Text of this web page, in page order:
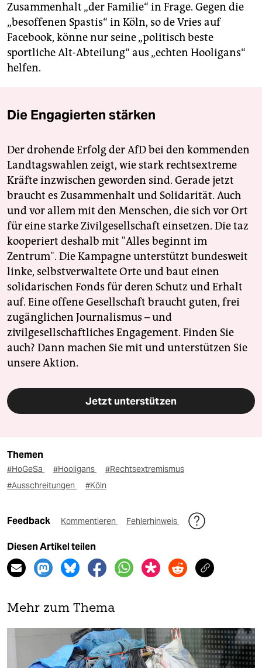
Zusammenhalt „der Familie“ in Frage. Gegen die
„besoffenen Spastis“ in Köln, so de Vries auf
Facebook, könne nur seine „politisch beste
sportliche Alt-Abteilung“ aus „echten Hooligans“
helfen.
Die Engagierten stärken
Der drohende Erfolg der AfD bei den kommenden
Landtagswahlen zeigt, wie stark rechtsextreme
Kräfte inzwischen geworden sind. Gerade jetzt
braucht es Zusammenhalt und Solidarität. Auch
und vor allem mit den Menschen, die sich vor Ort
für eine starke Zivilgesellschaft einsetzen. Die taz
kooperiert deshalb mit "Alles beginnt im
Zentrum". Die Kampagne unterstützt bundesweit
linke, selbstverwaltete Orte und baut einen
solidarischen Fonds für deren Schutz und Erhalt
auf. Eine offene Gesellschaft braucht guten, frei
zugänglichen Journalismus – und
zivilgesellschaftliches Engagement. Finden Sie
auch? Dann machen Sie mit und unterstützen Sie
unsere Aktion.
Jetzt unterstützen
Themen
#HoGeSa #Hooligans
#Rechtsextremismus
#Ausschreitungen
#Köln
Feedback Kommentieren Fehlerhinweis
Diesen Artikel teilen
Mehr zum Thema